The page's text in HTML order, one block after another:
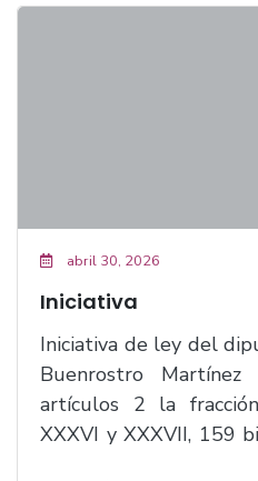
abril 30, 2026
Iniciativa
Iniciativa de ley del
Buenrostro
artículos 2 la
XXXVI y XXXVII, 159